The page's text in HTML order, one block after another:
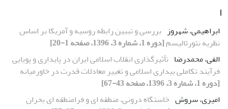
ا
ابراهیمی، شهروز بررسی و تببین رابطه روسیه و آمریکا بر اساس
نظریه نئورئالیسم[دوره 1، شماره 3، 1396، صفحه 1-20]
الفی، محمدرضا تأثیرگذاری انقلاب اسلامی ایران در پایداری و پویایی
فرآیند تکاملی بیداری اسلامی و تغییر معادلات قدرت در خاورمیانه
[دوره 1، شماره 3، 1396، صفحه 43-67]
امیری، سروش خاستگاه درونی، منطقه ای و فرامنطقه ای بحران